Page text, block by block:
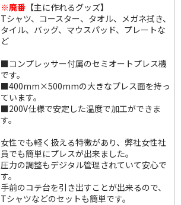
※廃番 【主に作れるグッズ】
Tシャツ、コースター、タオル、メガネ拭き、
タイル、バッグ、マウスパッド、プレートな
ど
■コンプレッサー付属のセミオートプレス機
です。
■400mm×500mmの大きなプレス面を持っ
ています。
■200V仕様で安定した温度で加工ができま
す。
女性でも軽く扱える特徴があり、弊社女性社
員でも簡単にプレスが出来ました。
圧力の調整もデジタル管理されていて安心で
す。
手前のコテ台を引き出すことが出来るので、
Tシャツなどのセットも簡単です。